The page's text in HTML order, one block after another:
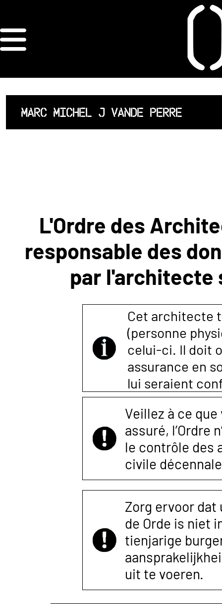
ORDRE DES
ARCHITECTES
ACCUEIL
LISTE DES
NOUS
CONTACTER
MARC MICHEL J VANDE PERRE
L'Ordre des
responsable des
par l'architecte
Cet architecte
(personne
celui-ci. Il doit
assurance en
lui seraient
Veillez à ce
assuré, l’Ordre
le contrôle des
civile
Zorg ervoor
de Orde is niet
tienjarige
uit te voeren.